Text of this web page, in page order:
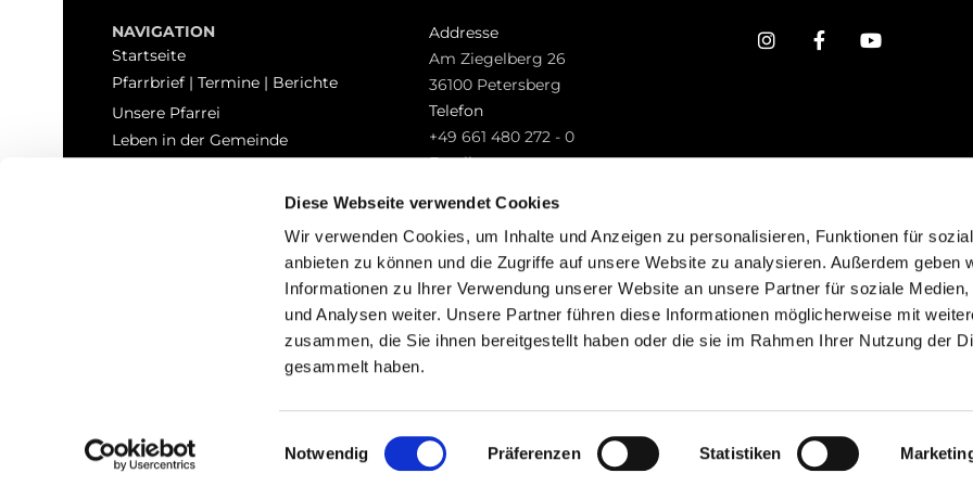
Diese Webseite verwendet Cookies
Wir verwenden Cookies, um Inhalte und Anzeigen zu personalisieren, Funktionen für
anbieten zu können und die Zugriffe auf unsere Website zu analysieren. Außerdem geben
Informationen zu Ihrer Verwendung unserer Website an unsere Partner für soziale Medien,
und Analysen weiter. Unsere Partner führen diese Informationen möglicherweise mit
zusammen, die Sie ihnen bereitgestellt haben oder die sie im Rahmen Ihrer Nutzung der
gesammelt haben.
Einwilligungsauswahl
Notwendig Präferenzen Statistiken
NAVIGATION
Startseite
Pfarrbrief | Termine | Berichte
Unsere Pfarrei
Leben in der Gemeinde
Addresse
Am Ziegelberg 26
36100 Petersberg
Telefon
+49 661 480 272 - 0
Email
Impressum Datenschutzerklärung ChurchDesk-